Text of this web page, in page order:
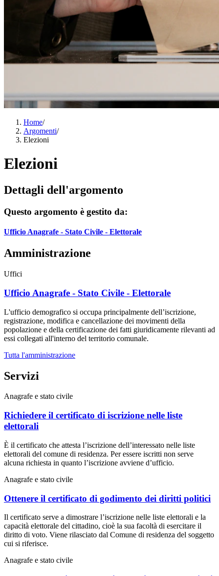
Home/
Argomenti/
Elezioni
Elezioni
Dettagli dell'argomento
Questo argomento è gestito da:
Ufficio Anagrafe - Stato Civile - Elettorale
Amministrazione
Uffici
Ufficio Anagrafe - Stato Civile - Elettorale
L'ufficio demografico si occupa principalmente dell’iscrizione,
registrazione, modifica e cancellazione dei movimenti della
popolazione e della certificazione dei fatti giuridicamente rilevanti ad
essi collegati all'interno del territorio comunale.
Tutta l'amministrazione
Servizi
Anagrafe e stato civile
Richiedere il certificato di iscrizione nelle liste
elettorali
È il certificato che attesta l’iscrizione dell’interessato nelle liste
elettorali del comune di residenza. Per essere iscritti non serve
alcuna richiesta in quanto l’iscrizione avviene d’ufficio.
Anagrafe e stato civile
Ottenere il certificato di godimento dei diritti politici
Il certificato serve a dimostrare l’iscrizione nelle liste elettorali e la
capacità elettorale del cittadino, cioè la sua facoltà di esercitare il
diritto di voto. Viene rilasciato dal Comune di residenza del soggetto
cui si riferisce.
Anagrafe e stato civile